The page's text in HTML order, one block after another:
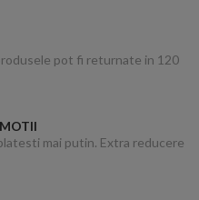
pot fi returnate in 120
mai putin. Extra reducere